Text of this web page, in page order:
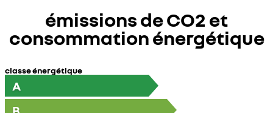
émissions de CO2 et
consommation énergétique
classe énergétique
A
B